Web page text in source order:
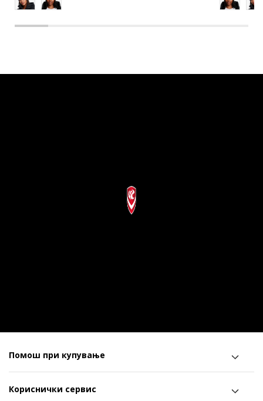
Помош при купување
Кориснички сервис